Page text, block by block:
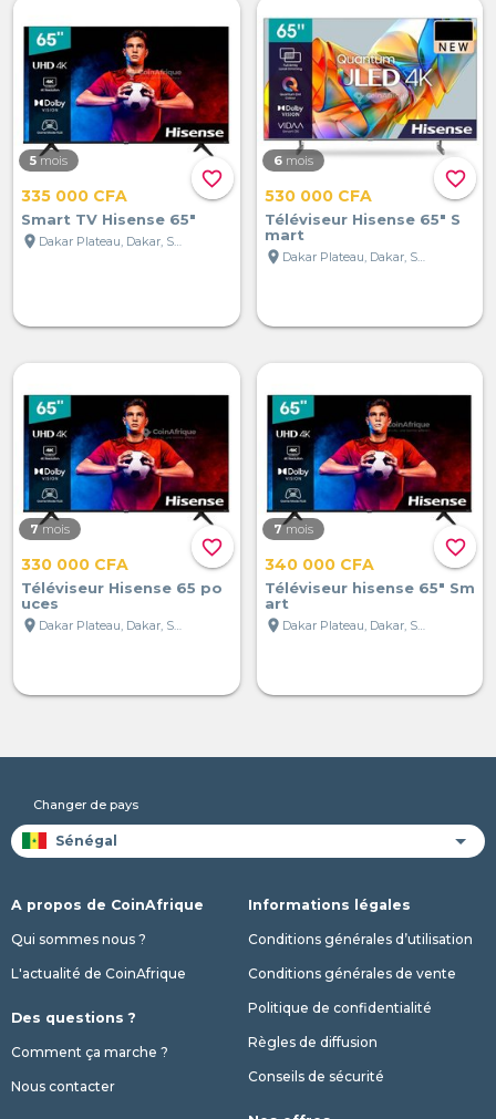
favorite_border
5 mois
335 000 CFA
Smart TV Hisense 65"
location_on
Dakar Plateau, Dakar, Sénégal
favorite_border
6 mois
530 000 CFA
Téléviseur Hisense 65" S
mart
location_on
Dakar Plateau, Dakar, Sénégal
favorite_border
7 mois
330 000 CFA
Téléviseur Hisense 65 po
uces
location_on
Dakar Plateau, Dakar, Sénégal
favorite_border
7 mois
340 000 CFA
Téléviseur hisense 65" Sm
art
location_on
Dakar Plateau, Dakar, Sénégal
Changer de pays
A propos de CoinAfrique
Qui sommes nous ?
L'actualité de CoinAfrique
Des questions ?
Comment ça marche ?
Nous contacter
Informations légales
Conditions générales d’utilisation
Conditions générales de vente
Politique de confidentialité
Règles de diffusion
Conseils de sécurité